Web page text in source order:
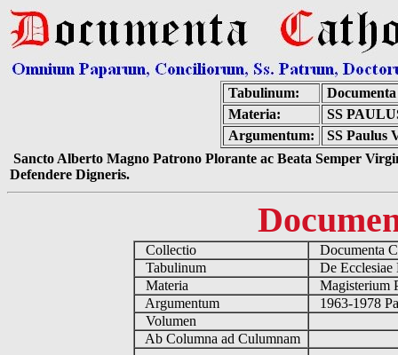
Tabulinum:
Materia:
SS
Argumentum:
SS Paulus
Sancto Alberto Magno Patrono Plorante ac Beata Semper
Defendere Digneris.
Collectio
Documenta
Tabulinum
De
Materia
Magisterium
Argumentum
1963-1978
Volumen
Ab Columna ad Culumnam